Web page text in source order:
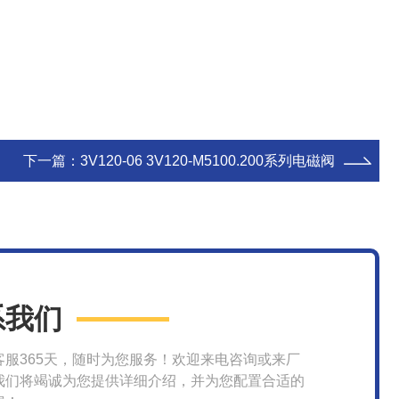
下一篇： 3V120-06 3V120-M5100.200系列电磁阀
们
服365天，随时为您服务！欢迎来电咨询或来厂
们将竭诚为您提供详细介绍，并为您配置合适的